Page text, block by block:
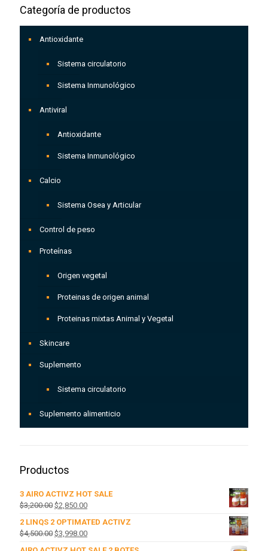
Categoría de productos
Antioxidante
Sistema circulatorio
Sistema Inmunológico
Antiviral
Antioxidante
Sistema Inmunológico
Calcio
Sistema Osea y Articular
Control de peso
Proteínas
Origen vegetal
Proteinas de origen animal
Proteinas mixtas Animal y Vegetal
Skincare
Suplemento
Sistema circulatorio
Suplemento alimenticio
Productos
3 AIRO ACTIVZ HOT SALE
$3,200.00 El
original
era:
$2,850.00El
actual
es:
2 LINQS 2 OPTIMATED ACTIVZ
$4,500.00 El
$3,998.00El